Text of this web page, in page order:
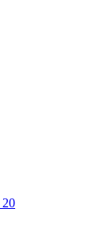
20